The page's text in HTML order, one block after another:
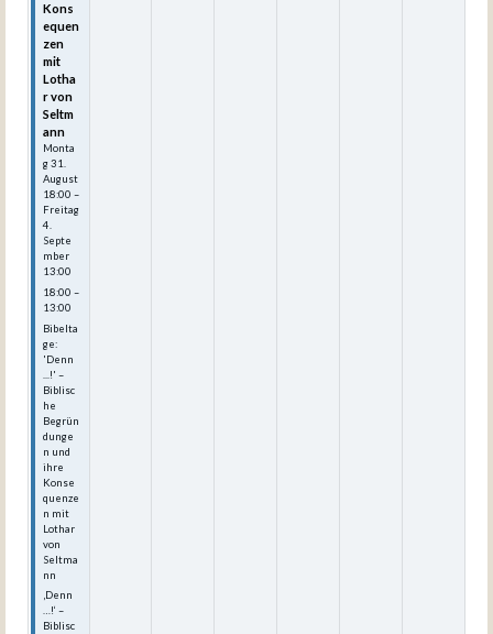
Kons
equen
zen
mit
Lotha
r von
Seltm
ann
Monta
g31.
August
18:00 –
Freitag
4.
Septe
mber
13:00
18:00 –
13:00
Bibelta
ge:
'Denn
...!' –
Biblisc
he
Begrün
dunge
n und
ihre
Konse
quenze
n mit
Lothar
von
Seltma
nn
‚Denn
…!‘ –
Biblisc